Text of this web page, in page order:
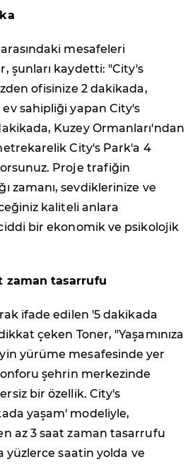
mesafeleri
şunları kaydetti: "City's
ofisinize 2 dakikada,
sahipliği yapan City's
Kuzey Ormanları'ndan
City's Park'a 4
Proje trafiğin
zamanı, sevdiklerinize ve
kaliteli anlara
bir ekonomik ve psikolojik
zaman tasarrufu
ifade edilen '5 dakikada
çeken Toner, "Yaşamınıza
yürüme mesafesinde yer
şehrin merkezinde
bir özellik. City's
yaşam' modeliyle,
az 3 saat zaman tasarrufu
yüzlerce saatin yolda ve